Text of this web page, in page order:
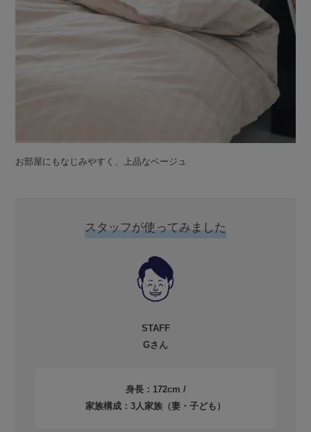
お部屋にもなじみやすく、上品なベージュ
スタッフが使ってみました
STAFF
Gさん
身長：172cm /
家族構成：3人家族（妻・子ども）